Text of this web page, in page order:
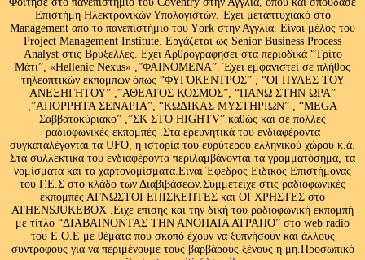
Επιστήμη Ηλεκτρονικών Υπολογιστών. Έχει μεταπτυχιακό στο
Management από το πανεπιστήμιο του Υork στην Αγγλία. Είναι μέλος του
Project Management Institute. Εργάζεται ως Senior Business Process
Analyst στις Βρυξελλες. Εχει Αρθρογραφησει στα περιοδικά “Τρίτο
Μάτι”, «Hellenic Nexus» ,”ΦΑΙΝΟΜΕΝΑ”. Έχει εμφανιστεί σε πλήθος
τηλεοπτικών εκπομπών όπως “ΦΥΓΟΚΕΝΤΡΟΣ” , “ΟΙ ΠΥΛΕΣ ΤΟΥ
ΑΝΕΞΗΓΗΤΟΥ” ,”ΑΘΕΑΤΟΣ ΚΟΣΜΟΣ”, “ΠΑΝΩ ΣΤΗΝ ΩΡΑ”
,”ΑΠΟΡΡΗΤΑ ΣΕΝΑΡΙΑ”, “ΚΩΔΙΚΑΣ ΜΥΣΤΗΡΙΩΝ” , “MEGA
Σαββατοκύριακο” ,”ΣΚ ΣΤΟ HIGHTV” καθώς και σε πολλές
ραδιοφωνικές εκπομπές .Στα ερευνητικά του ενδιαφέροντα
συγκαταλέγονται τα UFO, η ιστορία του ευρύτερου ελληνικού χώρου κ.ά.
Στα συλλεκτικά του ενδιαφέροντα περιλαμβάνονται τα γραμματόσημα, τα
νομίσματα και τα χαρτονομίσματα.Είναι Έφεδρος Ειδικός Επιστήμονας
του Γ.Ε.Σ στο κλάδο των Διαβιβάσεων.Συμμετείχε στις ραδιοφωνικές
εκπομπές ΑΓΝΩΣΤΟΙ ΕΠΙΣΚΕΠΤΕΣ και ΟΙ ΧΡΗΣΤΕΣ στο
ATHENSJUKEBOX .Ειχε επισης και την δική του ραδιοφωνική εκπομπή
με τίτλο “ΔΙΑΒΑΙΝΟΝΤΑΣ ΤΗΝ ΑΝΟΠΑΙΑ ΑΤΡΑΠΟ” στο web radio
του Ε.Ο.Ε με θέματα που σκοπό έχουν να ξυπνήσουν και άλλους
συντρόφους για να περιμένουμε τους βαρβάρους ξένους ή μη.Προσωπικό